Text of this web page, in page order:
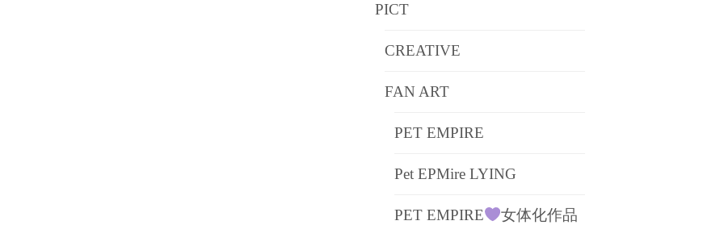
PICT
CREATIVE
FAN ART
PET EMPIRE
Pet EPMire LYING
PET EMPIRE
女体化作品